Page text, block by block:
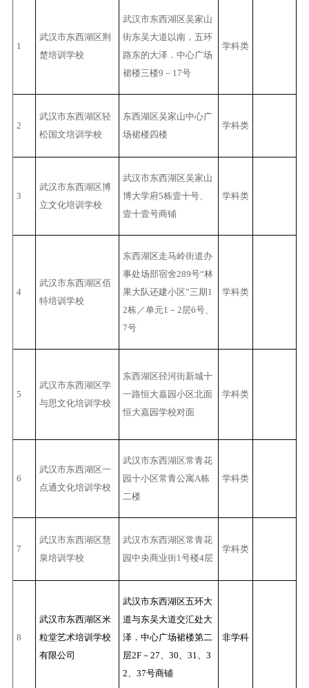
1
武汉市东西湖区荆
楚培训学校
武汉市东西湖区吴家山
街东吴大道以南，五环
路东的大泽．中心广场
裙楼三楼9－17号
学科类
2
武汉市东西湖区轻
松国文培训学校
东西湖区吴家山中心广
场裙楼四楼
学科类
3
武汉市东西湖区博
立文化培训学校
武汉市东西湖区吴家山
博大学府5栋壹十号、
壹十壹号商铺
学科类
4
武汉市东西湖区佰
特培训学校
东西湖区走马岭街道办
事处场部宿舍289号“林
果大队还建小区”三期1
2栋／单元1－2层6号、
7号
学科类
5
武汉市东西湖区学
与思文化培训学校
东西湖区径河街新城十
一路恒大嘉园小区北面
恒大嘉园学校对面
学科类
6
武汉市东西湖区一
点通文化培训学校
武汉市东西湖区常青花
园十小区常青公寓A栋
二楼
学科类
7
武汉市东西湖区慧
泉培训学校
武汉市东西湖区常青花
园中央商业街1号楼4层
学科类
8
武汉市东西湖区米
粒堂艺术培训学校
有限公司
武汉市东西湖区五环大
道与东吴大道交汇处大
泽．中心广场裙楼第二
层2F－27、30、31、3
2、37号商铺
非学科